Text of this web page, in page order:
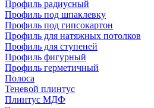
Профиль радиусный
Профиль под шпаклевку
Профиль под гипсокартон
Профиль для натяжных потолков
Профиль для ступеней
Профиль фигурный
Профиль герметичный
Полоса
Теневой плинтус
Плинтус МДФ